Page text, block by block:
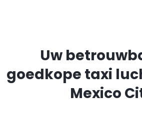
Uw
goedkope taxi
Mexico